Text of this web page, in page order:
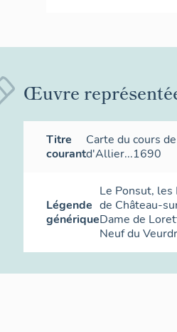
Œuvre
Titre
courant
Carte du cours
d'Allier...1690
Légende
générique
Le Ponsut,
de Château-
Dame de
Neuf du